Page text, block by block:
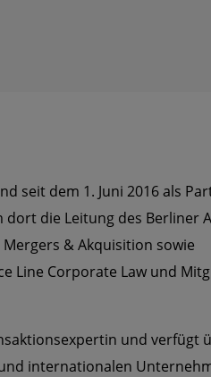
seit dem 1. Juni 2016 als
die Leitung des Berliner
& Akquisition sowie
Line Corporate Law und
und verfügt
internationalen